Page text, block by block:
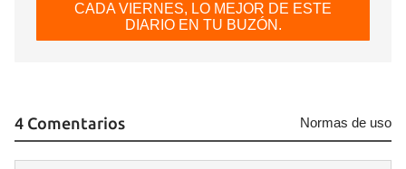
CADA VIERNES, LO MEJOR DE ESTE
DIARIO EN TU BUZÓN.
4 Comentarios Normas de uso